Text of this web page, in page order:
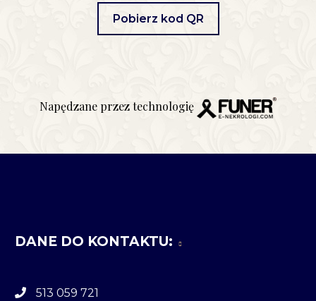
Pobierz kod QR
Napędzane przez technologię
DANE DO KONTAKTU:
513 059 721